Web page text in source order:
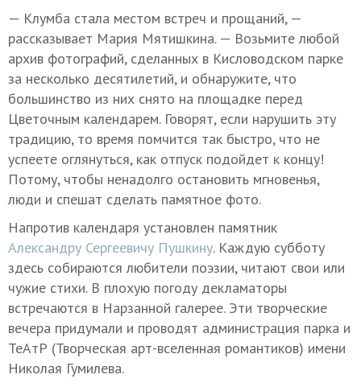
— Клумба стала местом встреч и прощаний, —
рассказывает Мария Мятишкина. — Возьмите любой
архив фотографий, сделанных в Кисловодском парке
за несколько десятилетий, и обнаружите, что
большинство из них снято на площадке перед
Цветочным календарем. Говорят, если нарушить эту
традицию, то время помчится так быстро, что не
успеете оглянуться, как отпуск подойдет к концу!
Потому, чтобы ненадолго остановить мгновенья,
люди и спешат сделать памятное фото.
Напротив календаря установлен памятник
Александру Сергеевичу Пушкину. Каждую субботу
здесь собираются любители поэзии, читают свои или
чужие стихи. В плохую погоду декламаторы
встречаются в Нарзанной галерее. Эти творческие
вечера придумали и проводят администрация парка и
ТеАтР (Творческая арт-вселенная романтиков) имени
Николая Гумилева.